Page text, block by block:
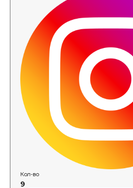
Кол-во
9